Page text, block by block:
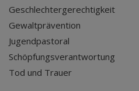
Geschlechtergerechtigkeit
Gewaltprävention
Jugendpastoral
Schöpfungsverantwortung
Tod und Trauer